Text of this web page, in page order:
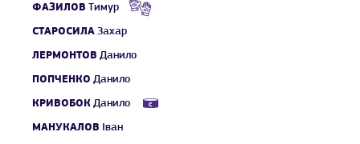
ФАЗИЛОВ Тимур
СТАРОСИЛА Захар
ЛЕРМОНТОВ Данило
ПОПЧЕНКО Данило
КРИВОБОК Данило
МАНУКАЛОВ Іван